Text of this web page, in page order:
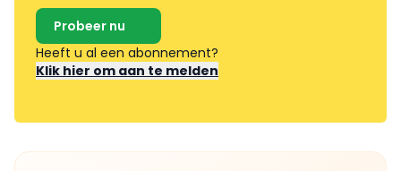
Probeer nu
Heeft u al een abonnement?
Klik hier om aan te melden